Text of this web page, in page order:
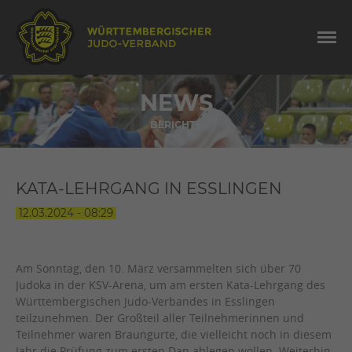
NEWS
BERICHTE
KATA-LEHRGANG IN ESSLINGEN
12.03.2024 - 08:29
Am Sonntag, den 10. März versammelten sich über 70
Judoka in der KSV-Arena, um am ersten Kata-Lehrgang des
Württembergischen Judo-Verbandes in Esslingen
teilzunehmen. Der Großteil aller Teilnehmerinnen und
Teilnehmer waren Braungurte, die vielleicht noch in diesem